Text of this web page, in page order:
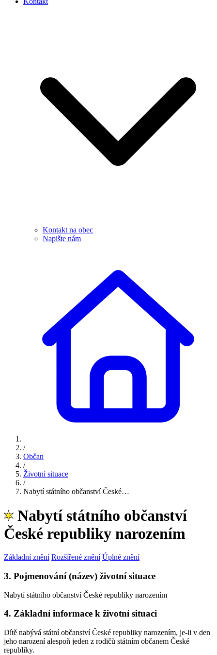
Kontakt na obec
Napište nám
/
Občan
/
Životní situace
/
Nabytí státního občanství České…
Nabytí státního občanství
České republiky narozením
Základní znění Rozšířené znění Úplné znění
3. Pojmenování (název) životní situace
Nabytí státního občanství České republiky narozením
4. Základní informace k životní situaci
Dítě nabývá státní občanství České republiky narozením, je-li v den
jeho narození alespoň jeden z rodičů státním občanem České
republiky.